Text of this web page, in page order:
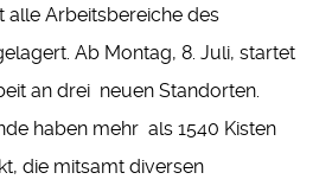
alle Arbeitsbereiche des
Ab Montag, 8. Juli, startet
an drei neuen Standorten.
haben mehr als 1540 Kisten
die mitsamt diversen